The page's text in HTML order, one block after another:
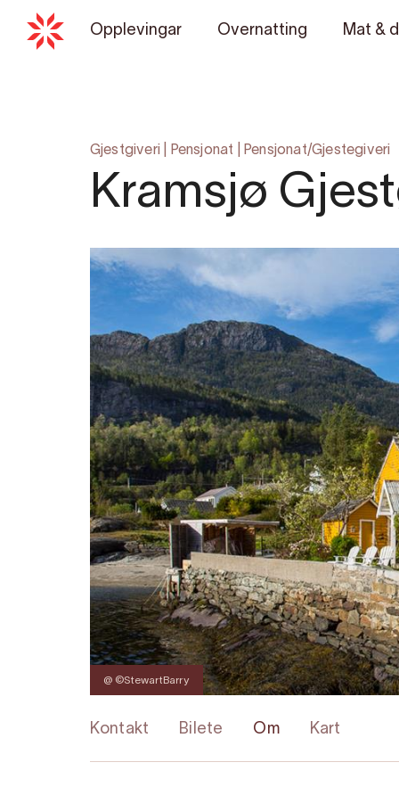
Opplevingar Overnatting Mat &
Gjestgiveri Pensjonat Pensjonat/Gjestegiveri
Kramsjø
@ ©StewartBarry
Kontakt Bilete Om Kart